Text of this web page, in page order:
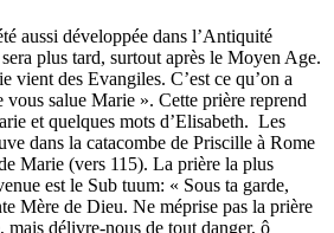
aussi développée dans l’Antiquité
plus tard, surtout après le Moyen Age.
vient des Evangiles. C’est ce qu’on a
vous salue Marie ». Cette prière reprend
et quelques mots d’Elisabeth. Les
dans la catacombe de Priscille à Rome
Marie (vers 115). La prière la plus
est le Sub tuum: « Sous ta garde,
Mère de Dieu. Ne méprise pas la prière
mais délivre-nous de tout danger, ô